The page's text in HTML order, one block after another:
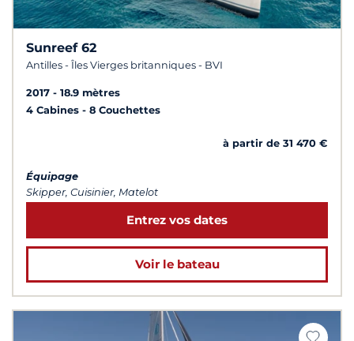
Sunreef 62
Antilles - Îles Vierges britanniques - BVI
2017
18.9 mètres
4 Cabines
8 Couchettes
à partir de 31 470 €
Équipage
Skipper, Cuisinier, Matelot
Entrez vos dates
Voir le bateau